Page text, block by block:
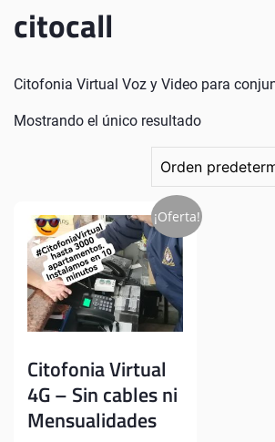
citocall
Citofonia Virtual Voz y Video para
Mostrando el único resultado
¡Oferta!
Citofonia Virtual
4G – Sin cables ni
Mensualidades